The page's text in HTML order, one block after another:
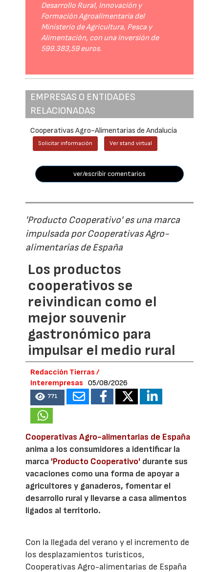
Desarrollo Rural, Innovación y
Formación Agroalimentaria del
Ministerio de Agricultura, Pesca y
Alimentación, con una inversión de
599.383,59 euros.
EMPRESAS O ENTIDADES
RELACIONADAS
Cooperativas Agro-Alimentarias de Andalucía
Solicitar información Ver stand virtual
ver/escribir comentarios
'Producto Cooperativo' es una marca
impulsada por Cooperativas Agro-
alimentarias de España
Los productos
cooperativos se
reivindican como el
mejor souvenir
gastronómico para
impulsar el medio rural
Redacción Tierras /
Interempresas
05/08/2026
771
Cooperativas Agro-alimentarias de España
anima a los consumidores a identificar la
marca 'Producto Cooperativo' durante sus
vacaciones como una forma de apoyar a
agricultores y ganaderos, fomentar el
desarrollo rural y llevarse a casa alimentos
ligados al territorio.
Con la llegada del verano y el incremento de
los desplazamientos turísticos,
Cooperativas Agro-alimentarias de España